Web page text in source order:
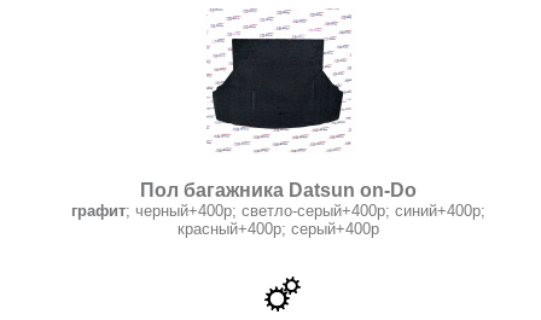
Пол багажника Datsun on-Do
графит; черный+400р; светло-серый+400р; синий+400р;
красный+400р; серый+400р